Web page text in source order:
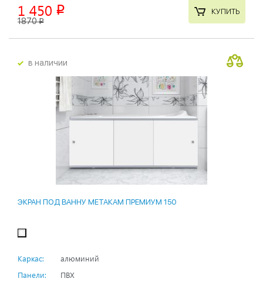
1 450 p
1870p
КУПИТЬ
в наличии
ЭКРАН ПОД ВАННУ МЕТАКАМ ПРЕМИУМ 150
Каркас:
алюминий
Панели:
ПВХ